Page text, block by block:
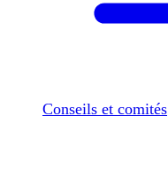
Conseils et comités